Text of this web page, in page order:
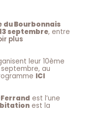
du Bourbonnais
13 septembre, entre
plus
leur 10ème
au
ICI
est l’une
est la